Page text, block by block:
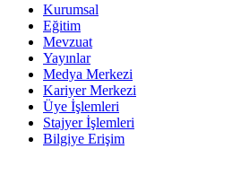
Kurumsal
Eğitim
Mevzuat
Yayınlar
Medya Merkezi
Kariyer Merkezi
Üye İşlemleri
Stajyer İşlemleri
Bilgiye Erişim